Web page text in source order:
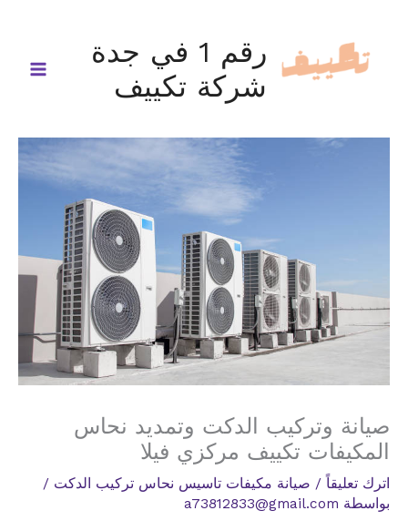
المحتوى
رقم 1 في جدة
شركة تكييف
صيانة وتركيب الدكت وتمديد نحاس
المكيفات تكييف مركزي فيلا
اترك تعليقاً / صيانة مكيفات تاسيس نحاس تركيب الدكت /
بواسطة a73812833@gmail.com